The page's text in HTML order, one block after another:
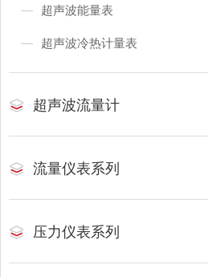
超声波能量表
超声波冷热计量表
超声波流量计
流量仪表系列
压力仪表系列